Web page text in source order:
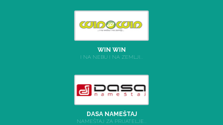
WIN WIN
I NA NEBU I NA ZEMLJI...
DASA NAMEŠTAJ
NAMEŠTAJ ZA PRIJATELJE...